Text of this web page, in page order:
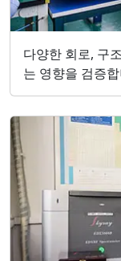
다양한 회로, 구
는 영향을 검증